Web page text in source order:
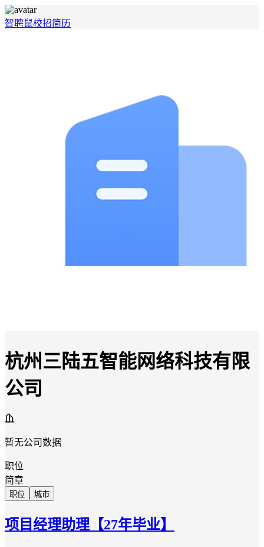
智聘鼠校招简历
杭州三陆五智能网络科技有限
公司
暂无公司数据
职位
简章
职位 城市
项目经理助理【27年毕业】